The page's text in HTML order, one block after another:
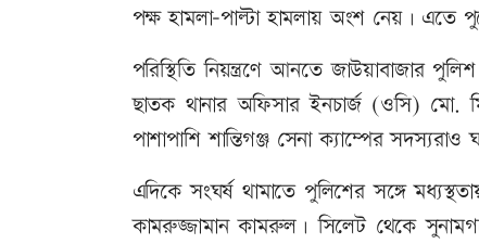
পক্ষ হামলা-পাল্টা হামলায় অংশ নেয়।
পরিস্থিতি নিয়ন্ত্রণে আনতে জাউয়াবাজার
ছাতক থানার অফিসার ইনচার্জ (ওসি) মো.
পাশাপাশি শান্তিগঞ্জ সেনা ক্যাম্পের
এদিকে সংঘর্ষ থামাতে পুলিশের সঙ্গে
কামরুজ্জামান কামরুল। সিলেট থেকে